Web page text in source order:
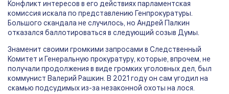
Конфликт интересов в его действиях парламентская
комиссия искала по представлению Генпрокуратуры.
Большого скандала не случилось, но Андрей Палкин
отказался баллотироваться в следующий созыв Думы.
Знаменит своими громкими запросами в Следственный
Комитет и Генеральную прокуратуру, которые, впрочем, не
получали продолжения в виде громких уголовных дел, был
коммунист Валерий Рашкин. В 2021 году он сам угодил на
скамью подсудимых из-за незаконной охоты на лося.